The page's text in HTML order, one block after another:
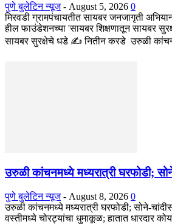
पुणे बुलेटिन न्यूज - August 5, 2026 0
मिरवडी ग्रामपंचायतीत सायबर जनजागृती
हील फाउंडेशनच्या 'सायबर शिक्षणातून सायबर
सायबर सुरक्षेचे धडे ✍️ नितीन करडे उरुळी कांचन
उरुळी कांचनमध्ये मध्यरात्री घरफोडी;
पुणे बुलेटिन न्यूज - August 8, 2026 0
उरुळी कांचनमध्ये मध्यरात्री घरफोडी; सोने-
वस्तीमध्ये चोरट्यांचा धुमाकूळ; हातात धारदार